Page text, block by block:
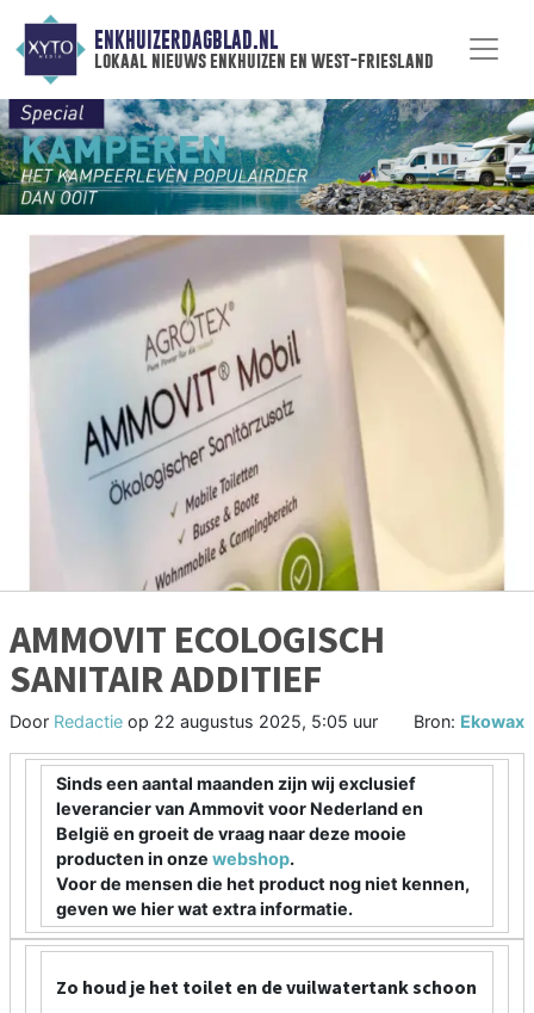
ENKHUIZERDAGBLAD.NL
lokaal nieuws enkhuizen en west-friesland
AMMOVIT ECOLOGISCH
SANITAIR ADDITIEF
Door Redactie op 22 augustus 2025, 5:05 uur Bron: Ekowax
Sinds een aantal maanden zijn wij exclusief
leverancier van Ammovit voor Nederland en
België en groeit de vraag naar deze mooie
producten in onze webshop.
Voor de mensen die het product nog niet kennen,
geven we hier wat extra informatie.
Zo houd je het toilet en de vuilwatertank schoon